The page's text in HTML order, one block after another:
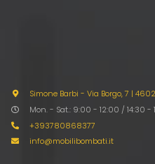
Simone Barbi - Via Borgo, 7 |
Mon. - Sat.: 9:00 - 12:00 / 14:30 -
+393780868377
info@mobilibombati.it